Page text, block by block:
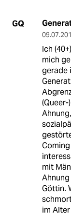
GQ
Ich
mich
gerade
mit
Göttin.
im